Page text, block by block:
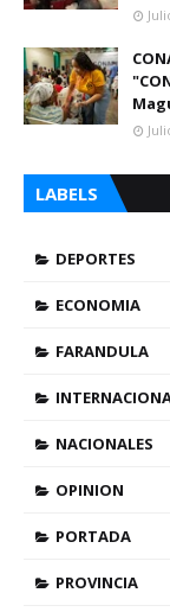
LABELS
DEPORTES
ECONOMIA
FARANDULA
NACIONALES
OPINION
PORTADA
PROVINCIA